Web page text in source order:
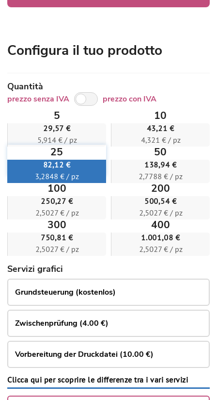
Configura il tuo prodotto
Quantità
prezzo senza IVA prezzo con IVA
5
29,57 €
5,914 € / pz
10
43,21 €
4,321 € / pz
25
82,12 €
3,2848 € / pz
50
138,94 €
2,7788 € / pz
100
250,27 €
2,5027 € / pz
200
500,54 €
2,5027 € / pz
300
750,81 €
2,5027 € / pz
400
1.001,08 €
2,5027 € / pz
Servizi grafici
Grundsteuerung (kostenlos)
Zwischenprüfung (4.00 €)
Vorbereitung der Druckdatei (10.00 €)
Clicca qui per scoprire le differenze tra i vari servizi